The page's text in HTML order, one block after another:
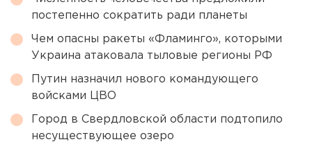
постепенно сократить ради планеты
Чем опасны ракеты «Фламинго», которыми
Украина атаковала тыловые регионы РФ
Путин назначил нового командующего
войсками ЦВО
Город в Свердловской области подтопило
несуществующее озеро